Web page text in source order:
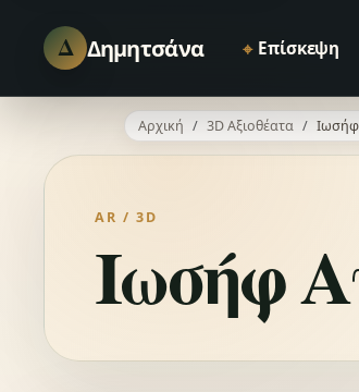
Δ Δημητσάνα ⌖ Επίσκεψη
Αρχική 3D Αξιοθέατα
AR / 3D
Ιωσήφ